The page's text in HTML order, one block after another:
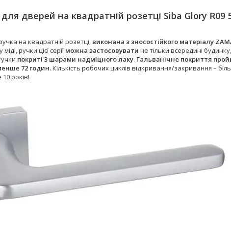
дверей на квадратній розетці Siba Glory
на квадратній розетці, виконана з зносостійкого матеріалу
ручки цієї серіїможна застосовувати не тільки всередині
покриті 3 шарами надміцного лаку. Гальванічне покриття
72 годин.Кількість робочих циклів відкривання/закривання –
років!